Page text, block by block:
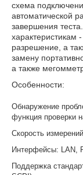
схема
автоматической
завершения
характеристикам
разрешение, а
замену
а также
Особенности:
Обнаружение
функция проверки
Скорость
Интерфейсы: LAN,
Поддержка